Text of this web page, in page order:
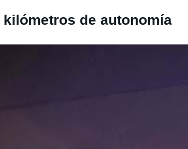
de autonomía